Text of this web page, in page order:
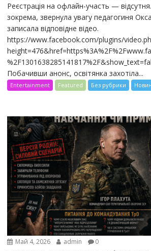
Реєстрація на офлайн-участь —
зокрема, звернула увагу педагогиня
записала відповідне відео.
https://www.facebook.com/plugins/
Побачивши анонс, освітянка захотіла...
Entertainment Featured Без рубрики
Май 4, 2026 admin 0